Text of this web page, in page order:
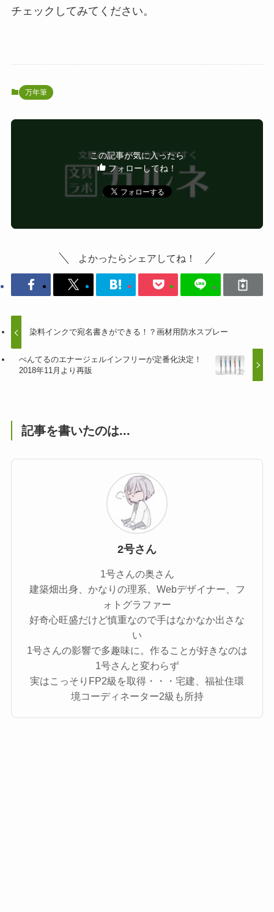
チェックしてみてください。
万年筆
この記事が気に入ったら
フォローしてね！
よかったらシェアしてね！
染料インクで宛名書きができる！？画材用防水スプレー
ぺんてるのエナージェルインフリーが定番化決定！
2018年11月より再販
記事を書いたのは...
2号さん
1号さんの奥さん
建築畑出身、かなりの理系、Webデザイナー、フ
ォトグラファー
好奇心旺盛だけど慎重なので手はなかなか出さな
い
1号さんの影響で多趣味に。作ることが好きなのは
1号さんと変わらず
実はこっそりFP2級を取得・・・宅建、福祉住環
境コーディネーター2級も所持